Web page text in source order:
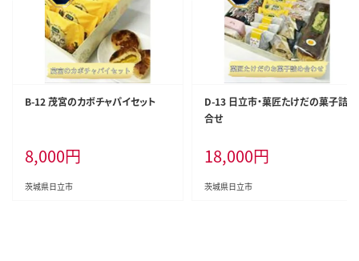
B-12 茂宮のカボチャパイセット
8,000円
茨城県日立市
D-13 日立市・菓匠たけだの菓子詰
合せ
18,000円
茨城県日立市